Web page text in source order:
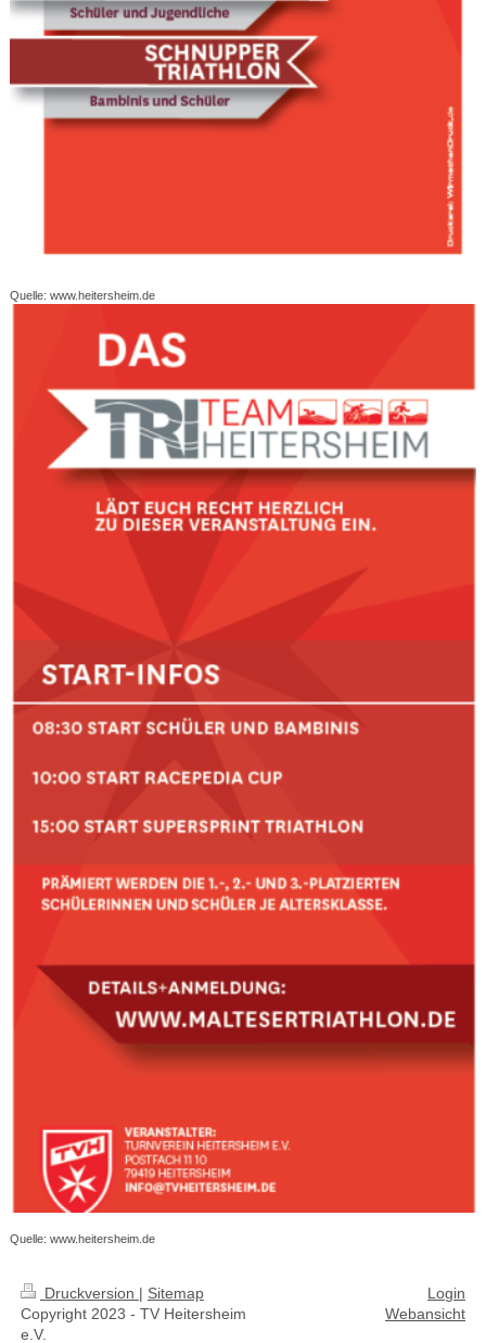
Quelle: www.heitersheim.de
Quelle: www.heitersheim.de
Druckversion | Sitemap
Copyright 2023 - TV Heitersheim
e.V.
Login
Webansicht